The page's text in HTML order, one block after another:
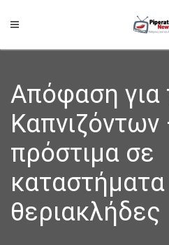
Απόφαση για
Καπνιζόντων
πρόστιμα σε
καταστήματα
θεριακλήδες